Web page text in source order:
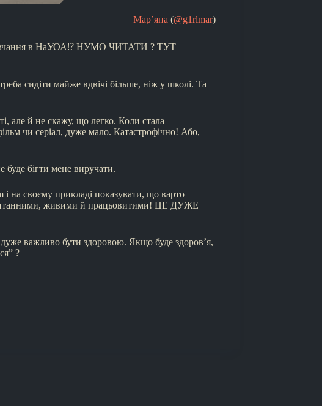
Мар’яна (@g1rlmar)
навчання в НаУОА⁉️ НУМО ЧИТАТИ ? ТУТ
сидіти майже вдвічі більше, ніж у школі. Та
але й не скажу, що легко. Коли стала
чи серіал, дуже мало. Катастрофічно! Або,
бігти мене виручати.
на своєму прикладі показувати, що варто
живими й працьовитими! ЦЕ ДУЖЕ
дуже важливо бути здоровою. Якщо буде здоров’я,
?